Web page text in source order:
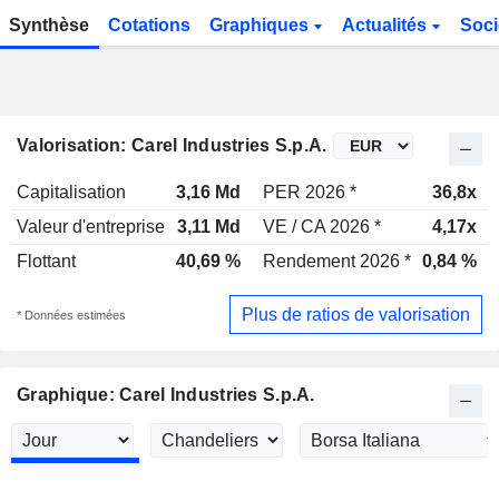
Synthèse Cotations Graphiques Actualités
Valorisation: Carel Industries S.p.A.
Capitalisation 3,16 Md PER 2026 *
36,8x
Valeur d'entreprise
3,11 Md VE / CA 2026 *
4,17x
Flottant
40,69 % Rendement 2026 * 0,84 %
* Données estimées Plus de ratios de valorisation
Graphique: Carel Industries S.p.A.